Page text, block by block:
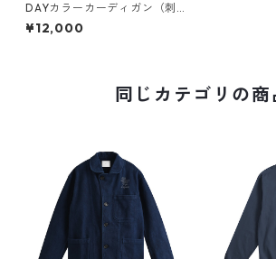
DAYカラーカーディガン（刺
繍）
¥12,000
同じカテゴリの商